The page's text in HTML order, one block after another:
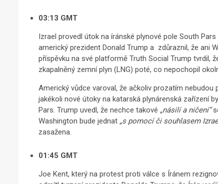
03:13 GMT
Izrael provedl útok na íránské plynové pole South Pars
americký prezident Donald Trump a zdůraznil, že ani
příspěvku na své platformě Truth Social Trump tvrdil,
zkapalněný zemní plyn (LNG) poté, co nepochopil
Americký vůdce varoval, že ačkoliv prozatím
jakékoli nové útoky na katarská plynárenská zařízení
Pars. Trump uvedl, že nechce takové „násilí a ničení“
Washington bude jednat „s pomocí či souhlasem
zasažena.
01:45 GMT
Joe Kent, který na protest proti válce s Íránem